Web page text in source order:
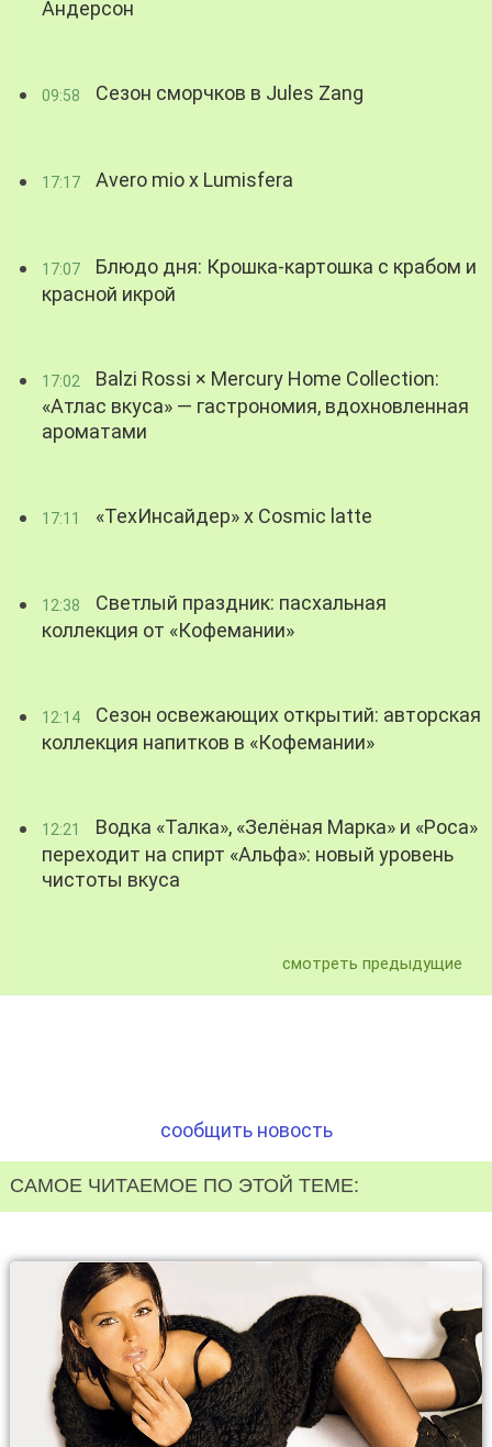
Андерсон
09:58 Сезон сморчков в Jules Zang
17:17 Avero mio x Lumisfera
17:07
Блюдо дня: Крошка-картошка с крабом и
красной икрой
17:02
Balzi Rossi × Mercury Home Collection:
«Атлас вкуса» — гастрономия, вдохновленная
ароматами
17:11 «ТехИнсайдер» х Cosmic latte
12:38
Светлый праздник: пасхальная
коллекция от «Кофемании»
12:14
Сезон освежающих открытий: авторская
коллекция напитков в «Кофемании»
12:21
Водка «Талка», «Зелёная Марка» и «Роса»
переходит на спирт «Альфа»: новый уровень
чистоты вкуса
смотреть предыдущие
сообщить новость
САМОЕ ЧИТАЕМОЕ ПО ЭТОЙ ТЕМЕ: